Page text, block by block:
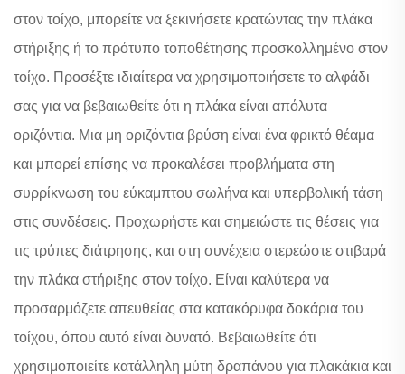
στον τοίχο, μπορείτε να ξεκινήσετε κρατώντας την πλάκα
στήριξης ή το πρότυπο τοποθέτησης προσκολλημένο στον
τοίχο. Προσέξτε ιδιαίτερα να χρησιμοποιήσετε το αλφάδι
σας για να βεβαιωθείτε ότι η πλάκα είναι απόλυτα
οριζόντια. Μια μη οριζόντια βρύση είναι ένα φρικτό θέαμα
και μπορεί επίσης να προκαλέσει προβλήματα στη
συρρίκνωση του εύκαμπτου σωλήνα και υπερβολική τάση
στις συνδέσεις. Προχωρήστε και σημειώστε τις θέσεις για
τις τρύπες διάτρησης, και στη συνέχεια στερεώστε στιβαρά
την πλάκα στήριξης στον τοίχο. Είναι καλύτερα να
προσαρμόζετε απευθείας στα κατακόρυφα δοκάρια του
τοίχου, όπου αυτό είναι δυνατό. Βεβαιωθείτε ότι
χρησιμοποιείτε κατάλληλη μύτη δραπάνου για πλακάκια και